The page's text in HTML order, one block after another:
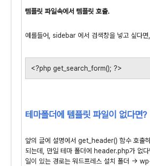
템플릿 파일속에서 템플릿 호출.
예를들어, sidebar 에서 검색창을 넣고 싶다
<?php get_search_form(); ?>
테마폴더에 템플릿 파일이 없다면?
앞의 글에 설명에서 get_header() 함수 호출
되는데, 만일 테마 폴더에 header.php가 없
일이 있는 경로는 워드프레스 설치 폴더 ->